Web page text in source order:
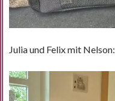
Julia und Felix mit Nelson: